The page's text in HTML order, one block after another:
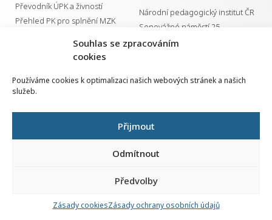
Souhlas se zpracováním
cookies
Používáme cookies k optimalizaci našich webových stránek a našich
služeb.
Přijmout
Odmítnout
Předvolby
Zásady cookiesZásady ochrany osobních údajů
Převodník ÚPK a živností
Přehled PK pro splnění MZK
Národní pedagogický institut ČR
Senovážné náměstí 25
110 00 Praha 1